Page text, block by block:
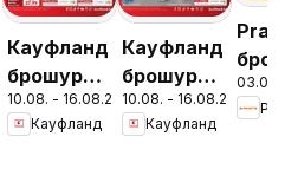
Кауфланд
брошура -
Вземи
повече,
10.08. - 16.08.2026
Кауфланд
Кауфланд
брошура -
Вземи
повече,
10.08. - 16.08.2026
Кауфланд
03.08.